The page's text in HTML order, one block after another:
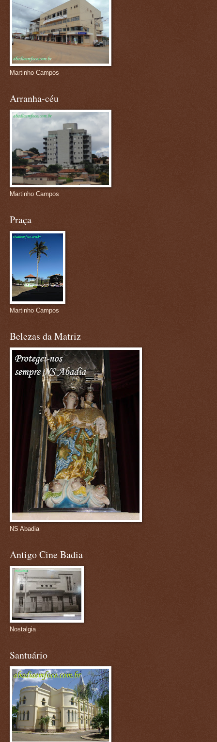
Martinho Campos
Arranha-céu
Martinho Campos
Praça
Martinho Campos
Belezas da Matriz
NS Abadia
Antigo Cine Badia
Nostalgia
Santuário